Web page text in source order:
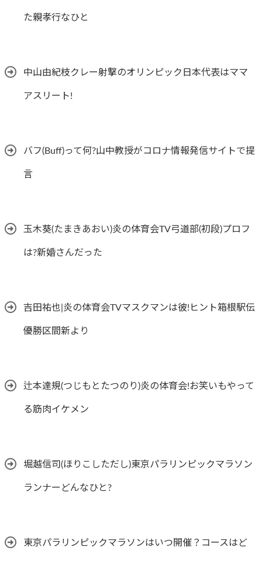
た親孝行なひと
中山由紀枝クレー射撃のオリンピック日本代表はママ
アスリート!
バフ(Buff)って何?山中教授がコロナ情報発信サイトで提
言
玉木葵(たまきあおい)炎の体育会TV弓道部(初段)プロフ
は?新婚さんだった
吉田祐也|炎の体育会TVマスクマンは彼!ヒント箱根駅伝
優勝区間新より
辻本達規(つじもとたつのり)炎の体育会!お笑いもやって
る筋肉イケメン
堀越信司(ほりこしただし)東京パラリンピックマラソン
ランナーどんなひと?
東京パラリンピックマラソンはいつ開催？コースはど